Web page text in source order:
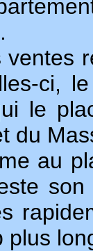
ci,
le
du
au
plus